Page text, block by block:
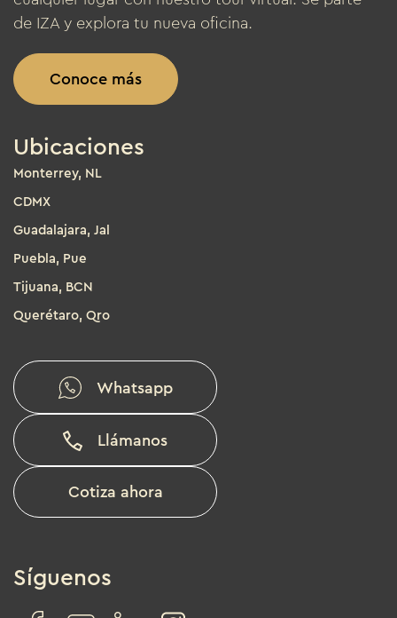
de IZA y explora tu nueva oficina.
Conoce más
Ubicaciones
Monterrey, NL
CDMX
Guadalajara, Jal
Puebla, Pue
Tijuana, BCN
Querétaro, Qro
Whatsapp
Llámanos
Cotiza ahora
Síguenos